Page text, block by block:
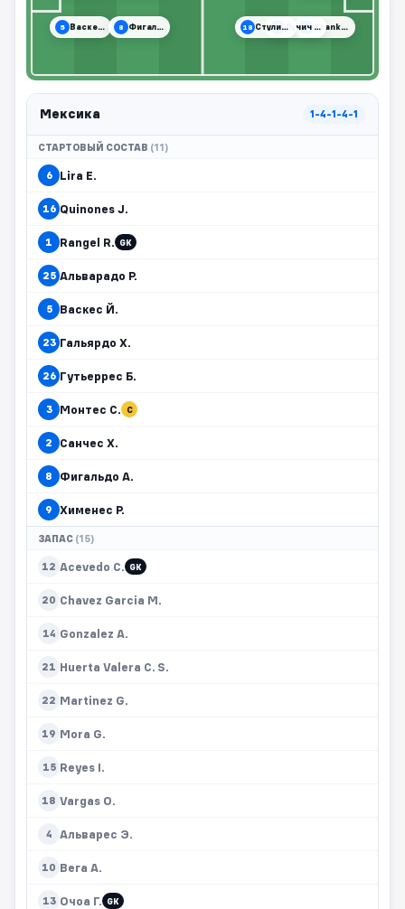
5 Васкес Й. 8 Фигальдо А. 10 Stankovic A.
21 Лучич В.
18 Стулич Н.
Мексика 1-4-1-4-1
СТАРТОВЫЙ СОСТАВ (11)
6 Lira E.
16 Quinones J.
1 Rangel R. GK
25 Альварадо Р.
5 Васкес Й.
23 Гальярдо Х.
26 Гутьеррес Б.
3 Монтес С. C
2 Санчес Х.
8 Фигальдо А.
9 Хименес Р.
ЗАПАС (15)
12 Acevedo C. GK
20 Chavez Garcia M.
14 Gonzalez A.
21 Huerta Valera C. S.
22 Martinez G.
19 Mora G.
15 Reyes I.
18 Vargas O.
4 Альварес Э.
10 Вега А.
13 Очоа Г. GK